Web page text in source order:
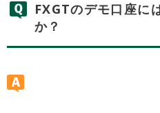
FXGTのデモ口座に
か？